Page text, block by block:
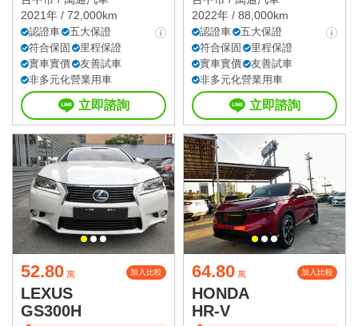
2021年 / 72,000km
認證車
五大保證
符合保固
里程保證
實車實價
友善試車
非多元化營業用車
立即諮詢
2022年 / 88,000km
認證車
五大保證
符合保固
里程保證
實車實價
友善試車
非多元化營業用車
立即諮詢
52.80 萬 加入比較
LEXUS
GS300H
64.80 萬 加入比較
HONDA
HR-V